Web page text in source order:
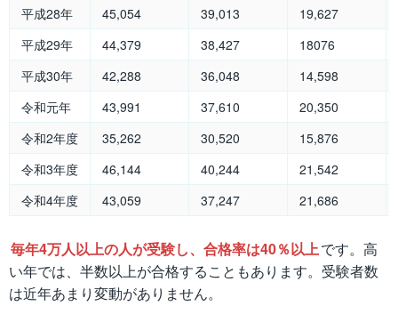
平成28年
45,054 39,013
19,627
平成29年
44,379 38,427
18076
平成30年
42,288 36,048
14,598
令和元年
43,991 37,610
20,350
令和2年度
35,262 30,520
15,876
令和3年度
46,144 40,244
21,542
令和4年度
43,059 37,247 21,686
毎年4万人以上の人が受験し、合格率は40％以上です。高
い年では、半数以上が合格することもあります。受験者数
は近年あまり変動がありません。